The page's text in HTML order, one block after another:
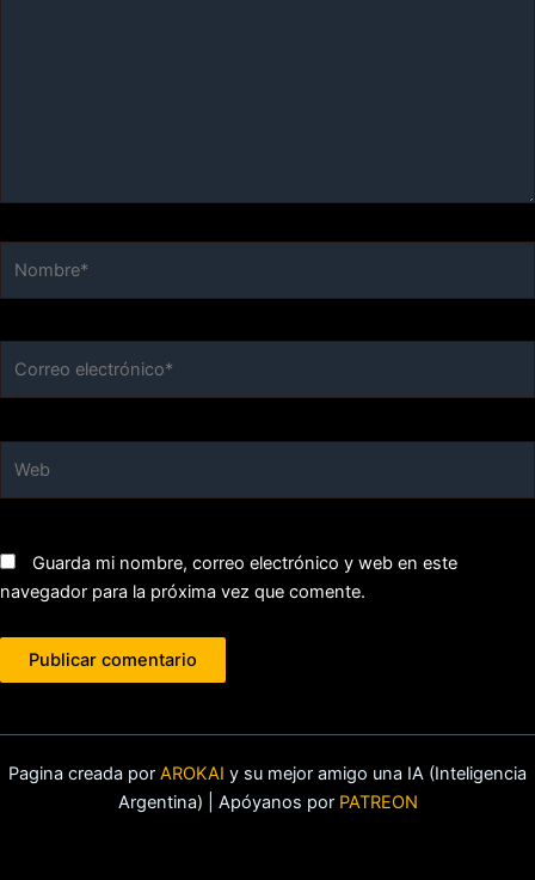
Guarda mi nombre, correo electrónico y web en este
navegador para la próxima vez que comente.
Pagina creada por AROKAI y su mejor amigo una IA (Inteligencia
Argentina) | Apóyanos por PATREON